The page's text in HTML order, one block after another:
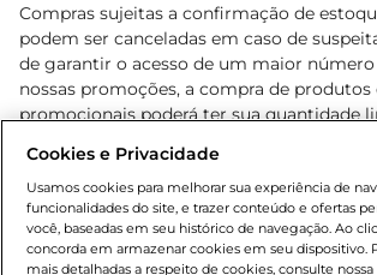
Compras sujeitas a confirmação de
podem ser canceladas em caso de
de garantir o acesso de um maior
nossas promoções, a compra de
promocionais poderá ter sua quantidade
o e-commerce e válidos durante o dia de
sofrer alterações sem prévia notificação.
de bebidas alcoólicas para menores de 18
Lei n.º 8069/90, art. 81, inciso II (Estatuto
Adolescente). Preços e condições
Cookies e Privacidade
Usamos cookies para melhorar sua experiência de
funcionalidades do site, e trazer conteúdo e ofertas
você, baseadas em seu histórico de navegação. Ao
concorda em armazenar cookies em seu dispositivo.
mais detalhadas a respeito de cookies, consulte